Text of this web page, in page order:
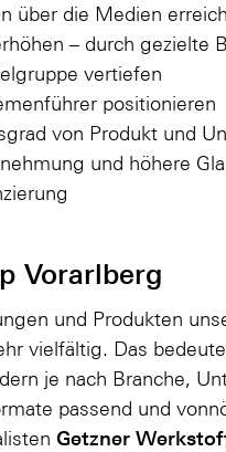
über die Medien
– durch gezielte
vertiefen
positionieren
von Produkt und
und höhere
Vorarlberg
und Produkten
vielfältig. Das
je nach Branche,
passend und
Getzner